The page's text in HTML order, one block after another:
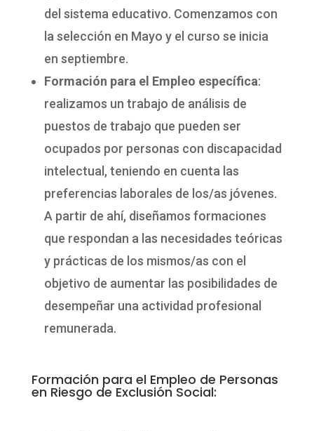
del sistema educativo. Comenzamos con
la selección en Mayo y el curso se inicia
en septiembre.
Formación para el Empleo específica:
realizamos un trabajo de análisis de
puestos de trabajo que pueden ser
ocupados por personas con discapacidad
intelectual, teniendo en cuenta las
preferencias laborales de los/as jóvenes.
A partir de ahí, diseñamos formaciones
que respondan a las necesidades teóricas
y prácticas de los mismos/as con el
objetivo de aumentar las posibilidades de
desempeñar una actividad profesional
remunerada.
Formación para el Empleo de Personas
en Riesgo de Exclusión Social: